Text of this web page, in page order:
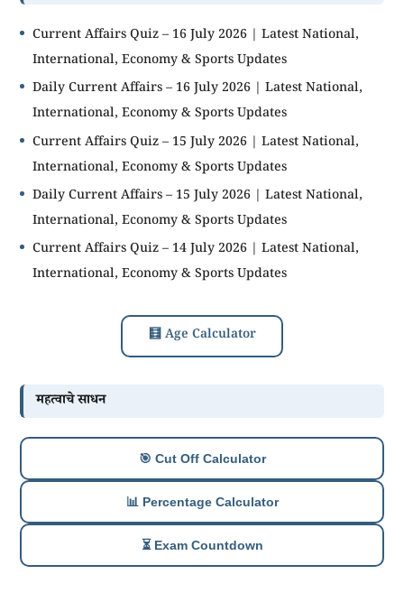
Current Affairs Quiz – 16 July 2026 | Latest National,
International, Economy & Sports Updates
Daily Current Affairs – 16 July 2026 | Latest National,
International, Economy & Sports Updates
Current Affairs Quiz – 15 July 2026 | Latest National,
International, Economy & Sports Updates
Daily Current Affairs – 15 July 2026 | Latest National,
International, Economy & Sports Updates
Current Affairs Quiz – 14 July 2026 | Latest National,
International, Economy & Sports Updates
🧮 Age Calculator
महत्वाचे साधन
🎯 Cut Off Calculator
📊 Percentage Calculator
⏳ Exam Countdown